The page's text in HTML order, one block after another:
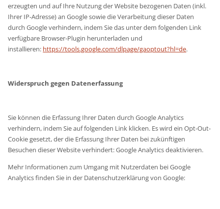
erzeugten und auf Ihre Nutzung der Website bezogenen Daten (inkl.
Ihrer IP-Adresse) an Google sowie die Verarbeitung dieser Daten
durch Google verhindern, indem Sie das unter dem folgenden Link
verfügbare Browser-Plugin herunterladen und
installieren: https://tools.google.com/dlpage/gaoptout?hl=de.
Widerspruch gegen Datenerfassung
Sie können die Erfassung Ihrer Daten durch Google Analytics
verhindern, indem Sie auf folgenden Link klicken. Es wird ein Opt-Out-
Cookie gesetzt, der die Erfassung Ihrer Daten bei zukünftigen
Besuchen dieser Website verhindert: Google Analytics deaktivieren.
Mehr Informationen zum Umgang mit Nutzerdaten bei Google
Analytics finden Sie in der Datenschutzerklärung von Google: